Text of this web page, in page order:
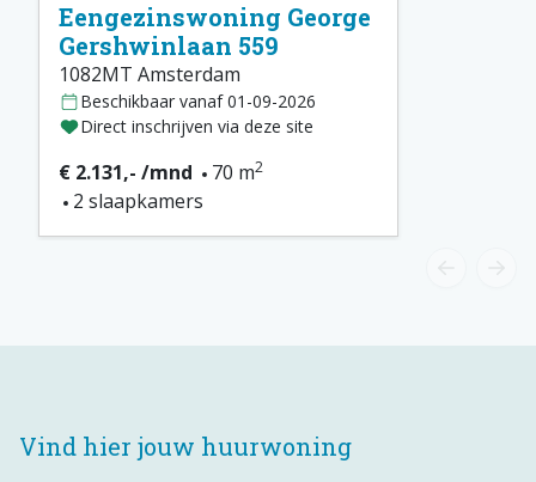
Eengezinswoning George
Gershwinlaan 559
1082MT Amsterdam
Beschikbaar vanaf 01-09-2026
Direct inschrijven via deze site
€ 2.131,- /mnd 70 m2
2 slaapkamers
Vind hier jouw huurwoning